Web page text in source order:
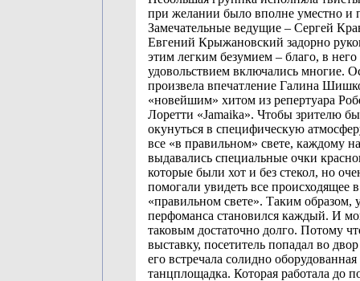
при желании было вполне уместно и
Замечательные ведущие – Сергей
Евгений Крыжановский задорно
этим легким безумием – благо, в него
удовольствием включались многие.
произвела впечатление Галина
«новейшим» хитом из репертуара
Лоретти «Jamaika». Чтобы зрителю
окунуться в специфическую
все «в правильном» свете, каждому
выдавались специальные очки
которые были хот и без стекол, но
помогали увидеть все происходящее в
«правильном свете». Таким образом,
перфоманса становился каждый. И
таковым достаточно долго. Потому
выставку, посетитель попадал во двор
его встречала солидно оборудованная
танцплощадка. Которая работала до